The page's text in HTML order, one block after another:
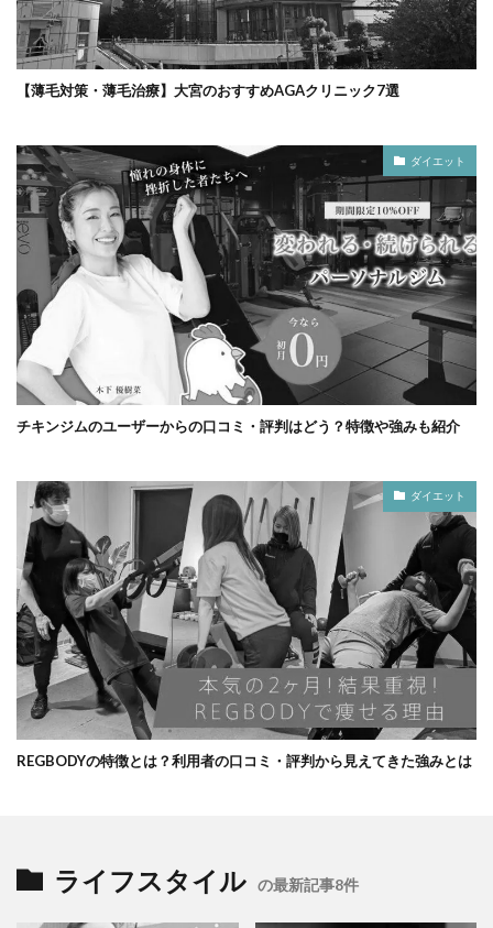
【薄毛対策・薄毛治療】大宮のおすすめAGAクリニック7選
ダイエット
チキンジムのユーザーからの口コミ・評判はどう？特徴や強みも紹介
ダイエット
REGBODYの特徴とは？利用者の口コミ・評判から見えてきた強みとは
ライフスタイル の最新記事8件